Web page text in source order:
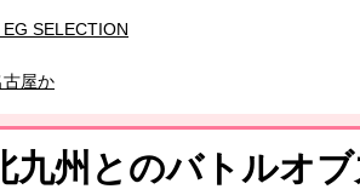
九州とのバトルオ